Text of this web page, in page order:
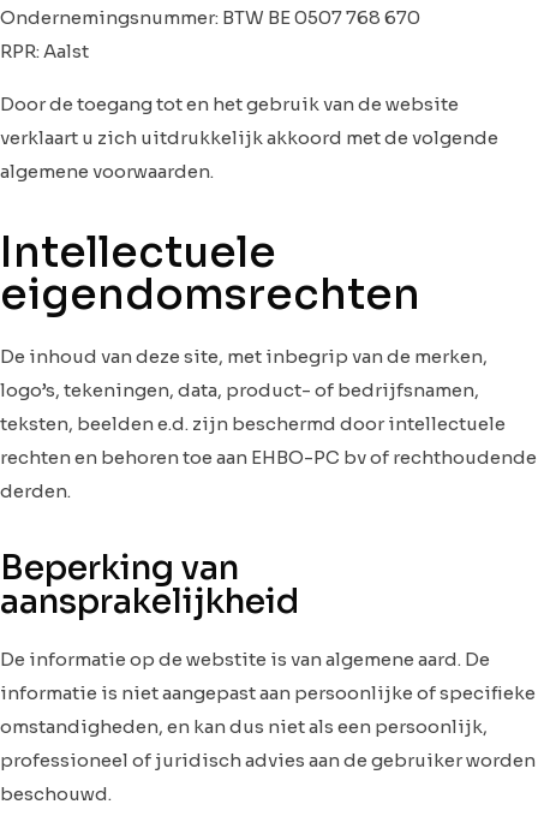
Ondernemingsnummer: BTW BE 0507 768 670
RPR: Aalst
Door de toegang tot en het gebruik van de website
verklaart u zich uitdrukkelijk akkoord met de volgende
algemene voorwaarden.
Intellectuele
eigendomsrechten
De inhoud van deze site, met inbegrip van de merken,
logo’s, tekeningen, data, product- of bedrijfsnamen,
teksten, beelden e.d. zijn beschermd door intellectuele
rechten en behoren toe aan EHBO-PC bv of rechthoudende
derden.
Beperking van
aansprakelijkheid
De informatie op de webstite is van algemene aard. De
informatie is niet aangepast aan persoonlijke of specifieke
omstandigheden, en kan dus niet als een persoonlijk,
professioneel of juridisch advies aan de gebruiker worden
beschouwd.